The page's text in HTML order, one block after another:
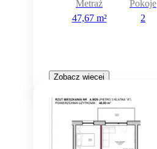
Metraż
47,67 m²
Pokoje
2
Zobacz więcej